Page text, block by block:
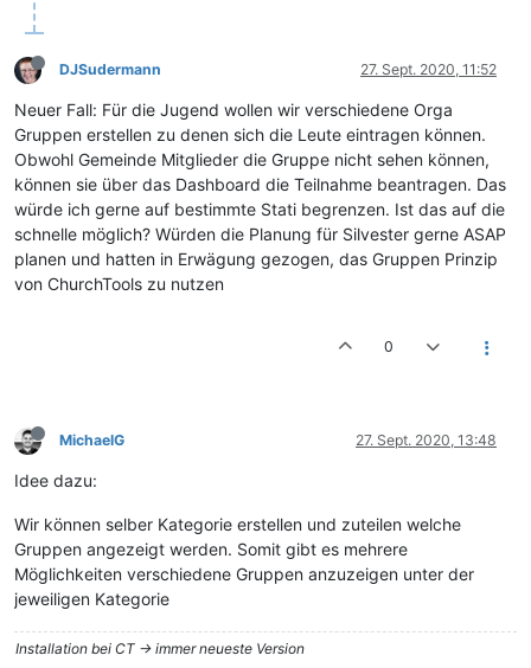
DJSudermann 27. Sept. 2020, 11:52
Neuer Fall: Für die Jugend wollen wir verschiedene Orga
Gruppen erstellen zu denen sich die Leute eintragen können.
Obwohl Gemeinde Mitglieder die Gruppe nicht sehen können,
können sie über das Dashboard die Teilnahme beantragen. Das
würde ich gerne auf bestimmte Stati begrenzen. Ist das auf die
schnelle möglich? Würden die Planung für Silvester gerne ASAP
planen und hatten in Erwägung gezogen, das Gruppen Prinzip
von ChurchTools zu nutzen
0
MichaelG 27. Sept. 2020, 13:48
Idee dazu:
Wir können selber Kategorie erstellen und zuteilen welche
Gruppen angezeigt werden. Somit gibt es mehrere
Möglichkeiten verschiedene Gruppen anzuzeigen unter der
jeweiligen Kategorie
Installation bei CT -> immer neueste Version